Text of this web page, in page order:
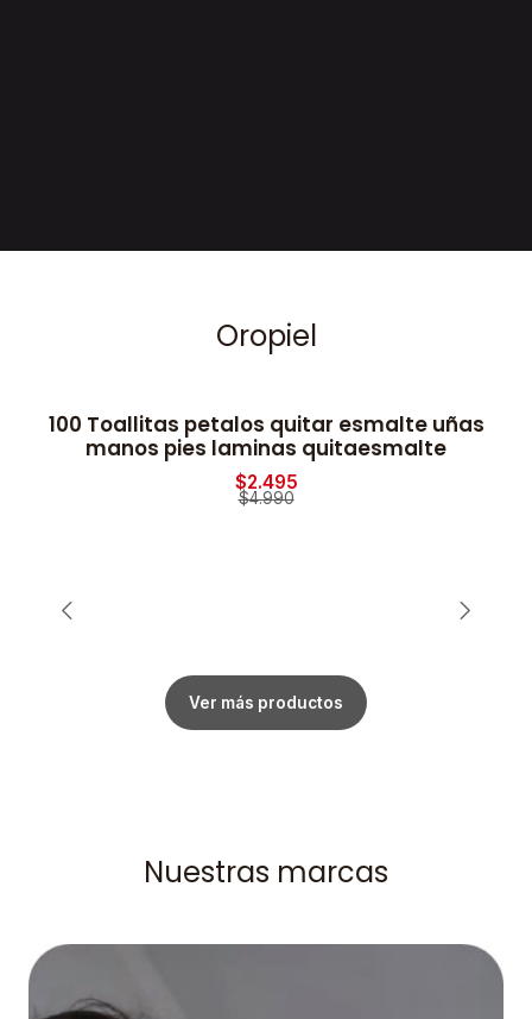
Oropiel
-50% OFF
100 Toallitas petalos quitar esmalte uñas
manos pies laminas quitaesmalte
$2.495
$4.990
Ver más productos
Nuestras marcas